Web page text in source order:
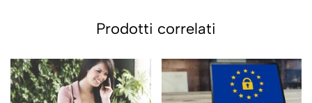
Prodotti correlati